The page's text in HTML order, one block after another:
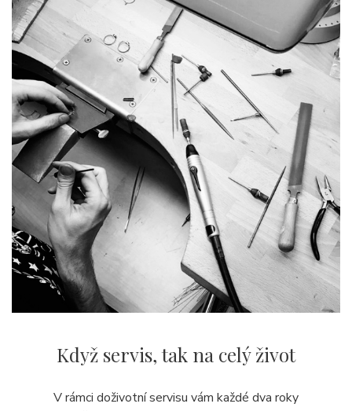
Když servis,tak na celý život
V rámci doživotní servisu vám každé dva roky